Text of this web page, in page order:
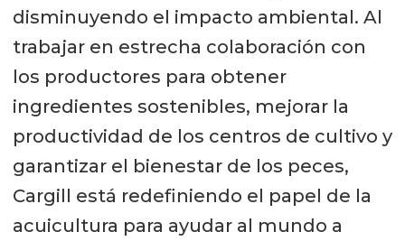
disminuyendo el impacto ambiental. Al
trabajar en estrecha colaboración con
los productores para obtener
ingredientes sostenibles, mejorar la
productividad de los centros de cultivo y
garantizar el bienestar de los peces,
Cargill está redefiniendo el papel de la
acuicultura para ayudar al mundo a